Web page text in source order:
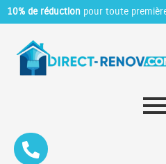
10% de réduction pour toute